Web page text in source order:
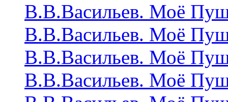
В.В.Васильев. Моё
В.В.Васильев. Моё
В.В.Васильев. Моё
В.В.Васильев. Моё